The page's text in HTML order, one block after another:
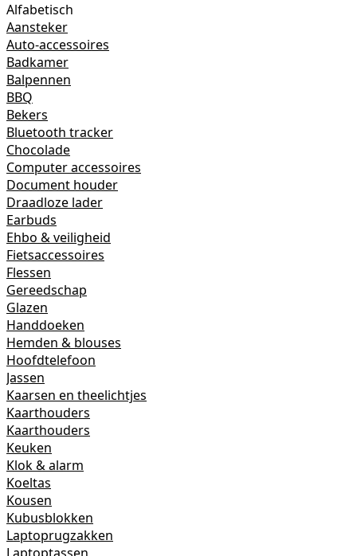
Alfabetisch
Aansteker
Auto-accessoires
Badkamer
Balpennen
BBQ
Bekers
Bluetooth tracker
Chocolade
Computer accessoires
Document houder
Draadloze lader
Earbuds
Ehbo & veiligheid
Fietsaccessoires
Flessen
Gereedschap
Glazen
Handdoeken
Hemden & blouses
Hoofdtelefoon
Jassen
Kaarsen en theelichtjes
Kaarthouders
Kaarthouders
Keuken
Klok & alarm
Koeltas
Kousen
Kubusblokken
Laptoprugzakken